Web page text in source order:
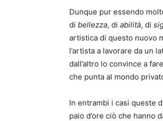
Dunque pur essendo
di bellezza, di abilità, di
artistica di questo nuovo
l’artista a lavorare da un
dall’altro lo convince a
che punta al mondo
In entrambi i casi queste
paio d’ore ciò che hanno